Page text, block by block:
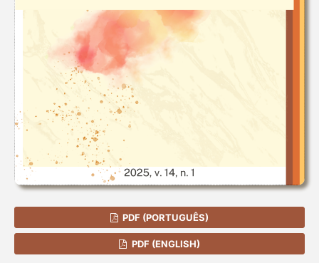
PDF (PORTUGUÊS)
PDF (ENGLISH)